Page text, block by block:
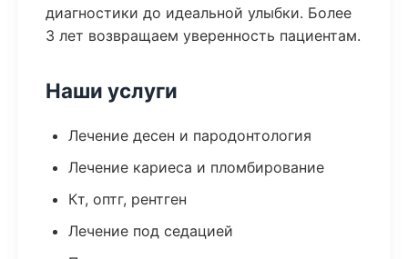
диагностики до идеальной улыбки. Более
3 лет возвращаем уверенность пациентам.
Наши услуги
Лечение десен и пародонтология
Лечение кариеса и пломбирование
Кт, оптг, рентген
Лечение под седацией